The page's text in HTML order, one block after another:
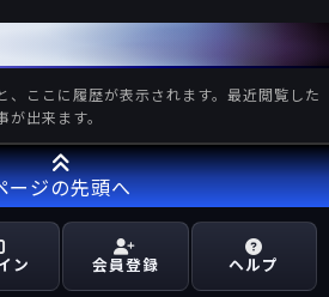
、ここに履歴が表示されます。最近閲覧した
出来ます。
ージの先頭へ
ン 会員登録 ヘルプ